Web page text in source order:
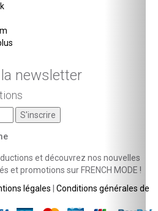
newsletter
et découvrez nos nouvelles
et promotions sur FRENCH MODE !
légales
Conditions générales de